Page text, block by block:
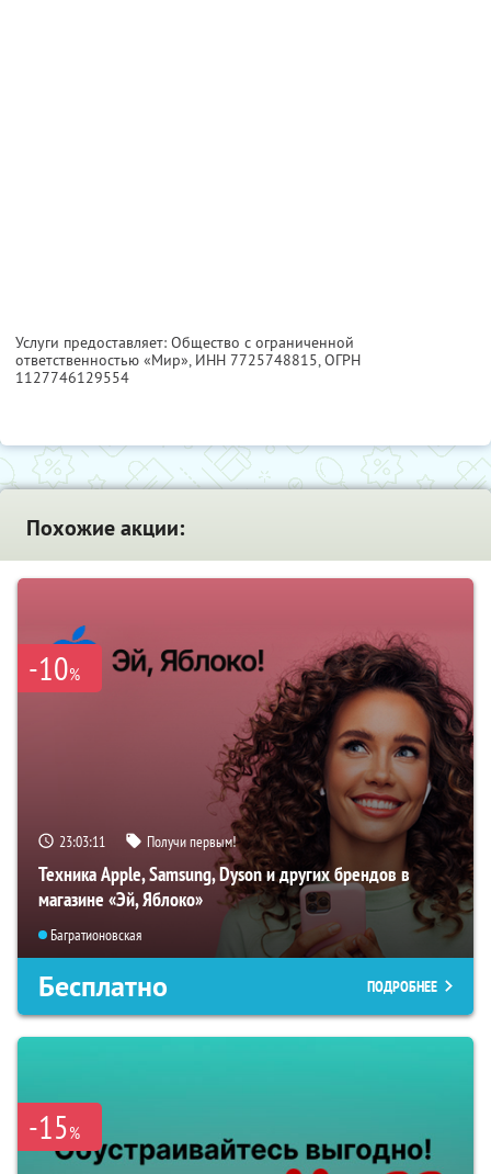
Услуги предоставляет: Общество с ограниченной
ответственностью «Мир», ИНН 7725748815, ОГРН
1127746129554
Похожие акции:
-10%
23:03:10 Получи первым!
Техника Apple, Samsung, Dyson и других брендов в
магазине «Эй, Яблоко»
Багратионовская
Бесплатно ПОДРОБНЕЕ
-15%